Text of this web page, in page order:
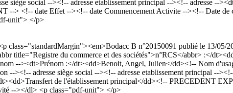
siège social --><!-- adresse etablissement principal --><!-- adresse --
> <!-- date Effet --><!-- date Commencement Activite --><!-- Date de
unit"> </p>
class="standardMargin"><em>Bodacc B n°20150091 publié le 13/
title="Registre du commerce et des sociétés">n°RCS</abbr> :</
--><dt>Prénom :</dt><dd>Benoit, Angel, Julien</dd><!-- Nom
--><!-- adresse siège social --><!-- adresse etablissement principal --
de l'établissement principal</dd><!-- PRECEDENT
--></dl> <p class="pdf-unit"> </p>